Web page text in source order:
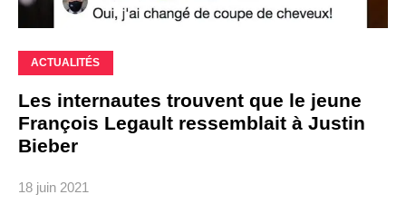
ACTUALITÉS
Les internautes trouvent que le jeune
François Legault ressemblait à Justin
Bieber
18 juin 2021